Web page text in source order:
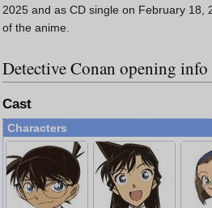
2025 and as CD single on February 18,
of the anime.
Detective Conan opening info
Cast
Characters